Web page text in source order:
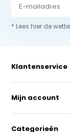
* Lees hier de
Klantenservice
Mijn account
Categorieën